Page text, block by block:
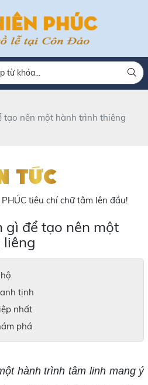
tạo nên một hành trình thiêng
tức
tiêu chí chữ tâm lên đầu!
gì để tạo nên một
tịnh
nhất
phá
hành trình tâm linh mang ý